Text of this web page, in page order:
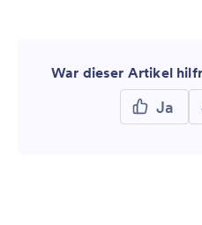
War dieser Artikel
Ja